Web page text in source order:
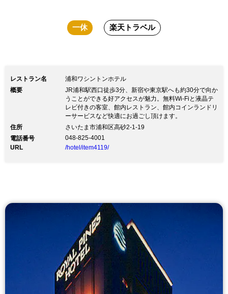
一休 楽天トラベル
レストラン名
浦和ワシントンホテル
概要
JR浦和駅西口徒歩3分、新宿や東京駅へも約30分で向か
うことができる好アクセスが魅力。無料Wi-Fiと液晶テ
レビ付きの客室、館内レストラン、館内コインランドリ
ーサービスなど快適にお過ごし頂けます。
住所
さいたま市浦和区高砂2-1-19
電話番号
048-825-4001
URL
/hotel/item4119/